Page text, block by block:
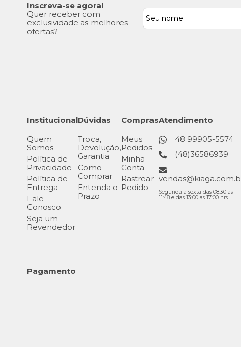
Inscreva-se agora!
Quer receber com
exclusividade as melhores
ofertas?
Institucional
Quem
Somos
Política de
Privacidade
Política de
Entrega
Fale
Conosco
Seja um
Revendedor
Dúvidas
Troca,
Devolução,
Garantia
Como
Comprar
Entenda o
Prazo
Compras
Meus
Pedidos
Minha
Conta
Rastrear
Pedido
Atendimento
48 99905-5574
(48)36586939
Segunda a sexta das 08:30 as
11:48 e das 13:00 as 17:00 hrs.
Pagamento